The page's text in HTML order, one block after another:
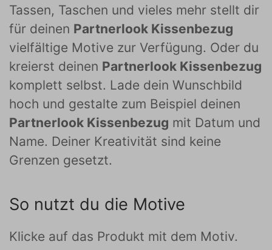
Tassen, Taschen und vieles mehr stellt dir
für deinen Partnerlook Kissenbezug
vielfältige Motive zur Verfügung. Oder du
kreierst deinen Partnerlook Kissenbezug
komplett selbst. Lade dein Wunschbild
hoch und gestalte zum Beispiel deinen
Partnerlook Kissenbezug mit Datum und
Name. Deiner Kreativität sind keine
Grenzen gesetzt.
So nutzt du die Motive
Klicke auf das Produkt mit dem Motiv.